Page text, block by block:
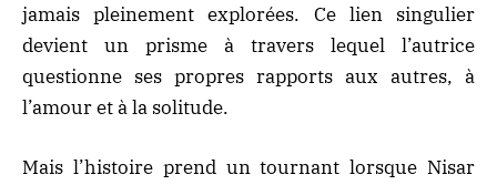
jamais pleinement explorées. Ce lien singulier
devient un prisme à travers lequel l’autrice
questionne ses propres rapports aux autres, à
l’amour et à la solitude.
Mais l’histoire prend un tournant lorsque Nisar